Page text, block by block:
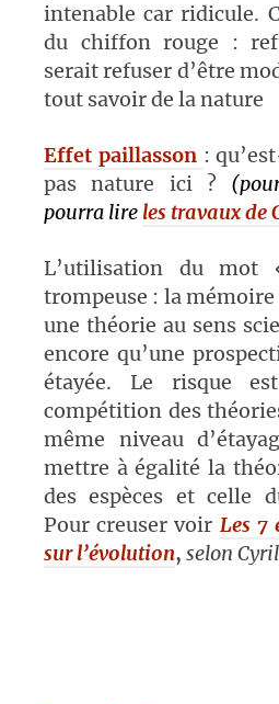
intenable car ridicule.
du chiffon rouge :
serait refuser d’être
tout savoir de la nature
Effet paillasson :
pas nature ici ?
pourra lire les travaux de
L’utilisation du
trompeuse : la mémoire
une théorie au sens
encore qu’une
étayée. Le risque
compétition des
même niveau
mettre à égalité la
des espèces et celle
Pour creuser voir Les 7
sur l’évolution, selon